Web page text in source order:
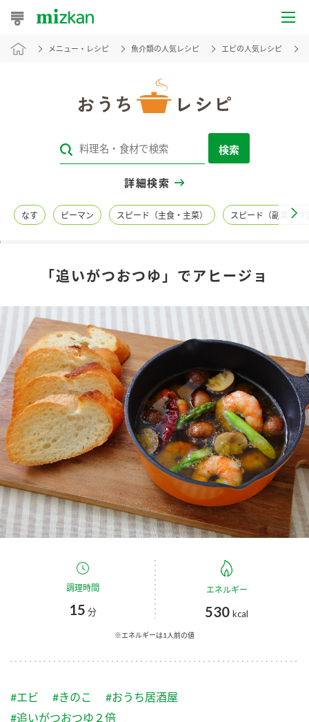
おうちレシピ
レシピカテゴリ一覧
レシピ名特集
商品情報
商品カテゴリ
酢
お酢ドリンク ぽん酢
みりん風・料理酒 鍋用調味料
つゆ たれ
スープ 中華
ふりかけ
新商品一覧
キャンペーン情報
ブランド・スペシャルサイト
ブランド・スペシャルサイト トップ
商品ブランドサイト
Fibee（ファイビー）
くらしプラ酢
お酢ドリンク
つゆ
納豆のサイト
企業情報
国内事業概要
企業理念
ミツカンの歴史
ミツカンを知る
環境への取り組み
お客様相談センター
メニュー・レシピ 魚介類の人気レシピ エビの人気レシピ
検索
詳細検索
なす ピーマン スピード（主食・主菜） スピード（副菜・つ
「追いがつおつゆ」でアヒージョ
調理時間
15 分
エネルギー
530 kcal
※エネルギーは1人前の値
#エビ #きのこ
#おうち居酒屋
#追いがつおつゆ２倍